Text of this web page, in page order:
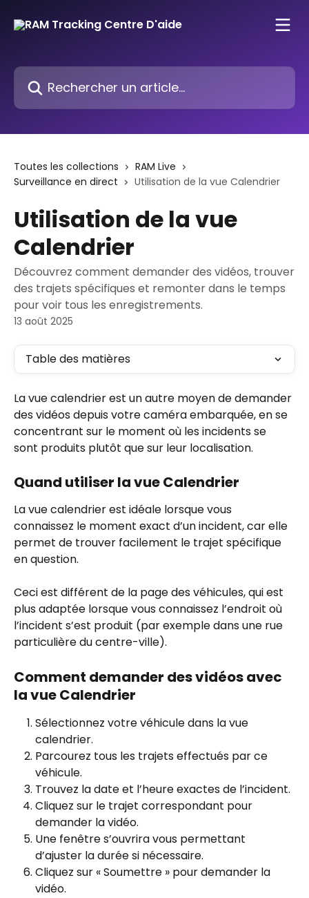
Rechercher un article...
Toutes les collections
RAM Live
Surveillance en direct
Utilisation de la vue Calendrier
Utilisation de la vue
Calendrier
Découvrez comment demander des vidéos, trouver
des trajets spécifiques et remonter dans le temps
pour voir tous les enregistrements.
13 août 2025
Table des matières
La vue calendrier est un autre moyen de demander
des vidéos depuis votre caméra embarquée, en se
concentrant sur le moment où les incidents se
sont produits plutôt que sur leur localisation.
Quand utiliser la vue Calendrier
La vue calendrier est idéale lorsque vous
connaissez le moment exact d’un incident, car elle
permet de trouver facilement le trajet spécifique
en question.
Ceci est différent de la page des véhicules, qui est
plus adaptée lorsque vous connaissez l’endroit où
l’incident s’est produit (par exemple dans une rue
particulière du centre-ville).
Comment demander des vidéos avec
la vue Calendrier
Sélectionnez votre véhicule dans la vue
calendrier.
Parcourez tous les trajets effectués par ce
véhicule.
Trouvez la date et l’heure exactes de l’incident.
Cliquez sur le trajet correspondant pour
demander la vidéo.
Une fenêtre s’ouvrira vous permettant
d’ajuster la durée si nécessaire.
Cliquez sur « Soumettre » pour demander la
vidéo.